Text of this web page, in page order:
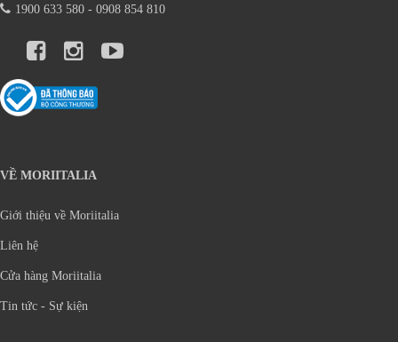
1900 633 580 - 0908 854 810
VỀ MORIITALIA
Giới thiệu về Moriitalia
Liên hệ
Cửa hàng Moriitalia
Tin tức - Sự kiện